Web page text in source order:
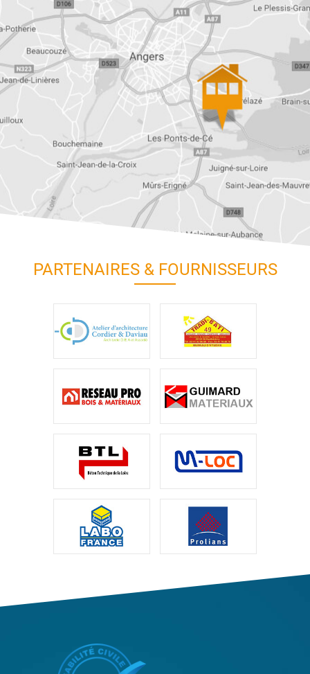
PARTENAIRES & FOURNISSEURS